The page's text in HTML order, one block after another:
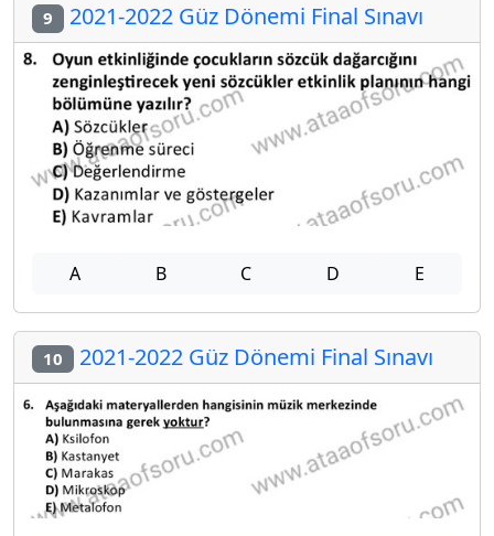
9 2021-2022 Güz Dönemi Final Sınavı
A B C D E
10 2021-2022 Güz Dönemi Final Sınavı